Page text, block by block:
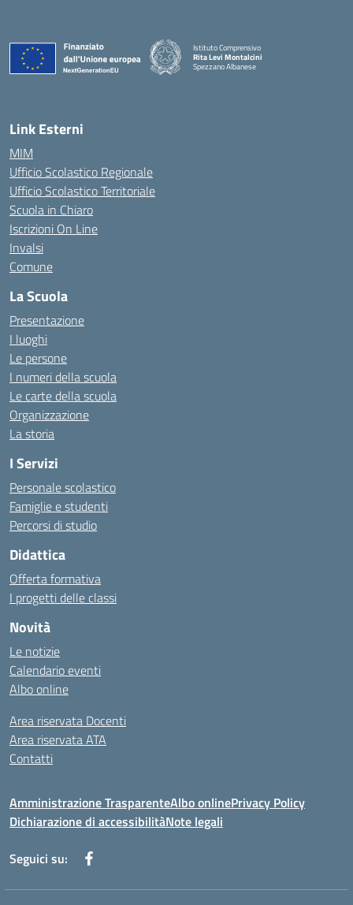
Istituto Comprensivo
Rita Levi Montalcini
Spezzano Albanese
— Visita la pagina iniziale della scuola
Link Esterni
MIM
Ufficio Scolastico Regionale
Ufficio Scolastico Territoriale
Scuola in Chiaro
Iscrizioni On Line
Invalsi
Comune
La Scuola
Presentazione
I luoghi
Le persone
I numeri della scuola
Le carte della scuola
Organizzazione
La storia
I Servizi
Personale scolastico
Famiglie e studenti
Percorsi di studio
Didattica
Offerta formativa
I progetti delle classi
Novità
Le notizie
Calendario eventi
Albo online
Area riservata Docenti
Area riservata ATA
Contatti
Amministrazione TrasparenteAlbo onlinePrivacy Policy
Dichiarazione di accessibilitàNote legali
Seguici su: